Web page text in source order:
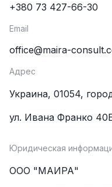
+380 73 427-66-30
Email
office@maira-
Адрес
Украина, 01054,
ул. Ивана Франко
Юридическая
ООО "МАИРА"